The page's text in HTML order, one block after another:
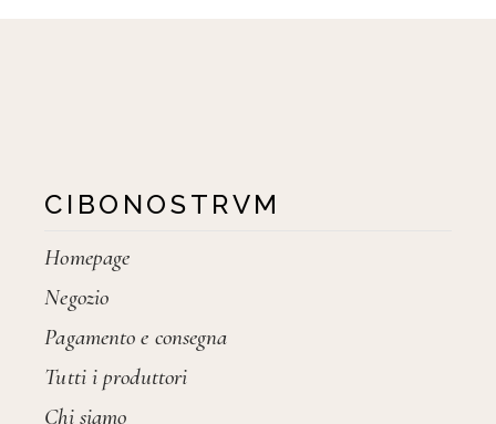
CIBONOSTRVM
Homepage
Negozio
Pagamento e consegna
Tutti i produttori
Chi siamo